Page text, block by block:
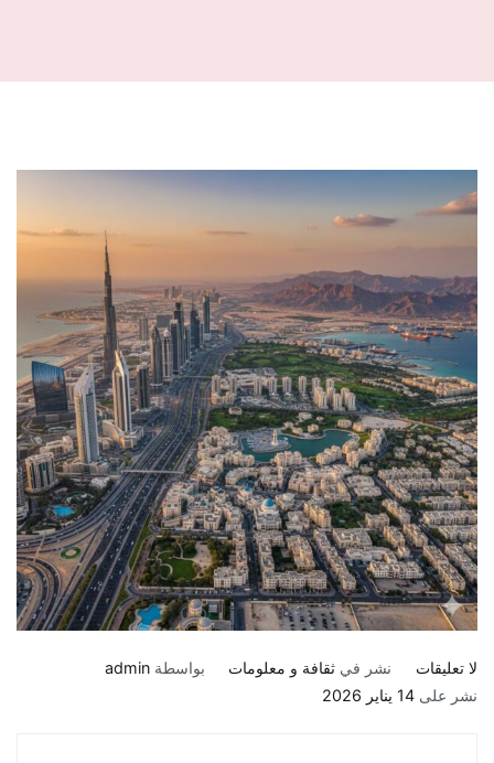
لا تعليقات على
ما
نشر في ثقافة و معلومات بواسطةadmin
نشر على 14 يناير 2026